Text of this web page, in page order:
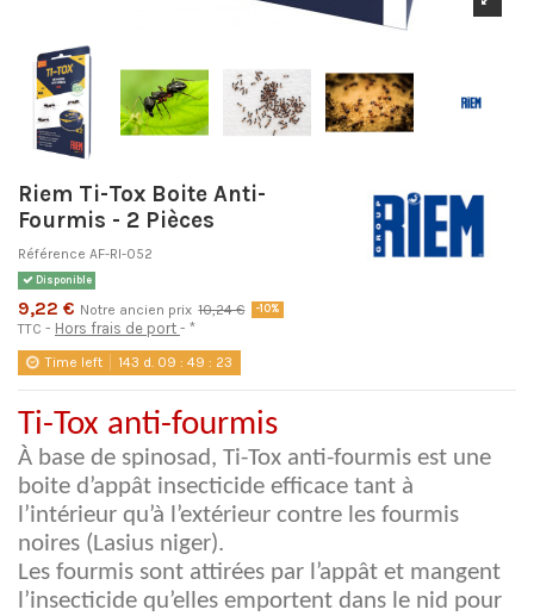
Riem Ti-Tox Boite Anti-
Fourmis - 2 Pièces
Référence AF-RI-052
Disponible
9,22 € Notre ancien prix 10,24 € -10%
TTC Hors frais de port *
Time left 143 d. 09 :49 : 23
Ti-Tox anti-fourmis
À base de spinosad, Ti-Tox anti-fourmis est une
boite d’appât insecticide efficace tant à
l’intérieur qu’à l’extérieur contre les fourmis
noires (Lasius niger).
Les fourmis sont attirées par l’appât et mangent
l’insecticide qu’elles emportent dans le nid pour